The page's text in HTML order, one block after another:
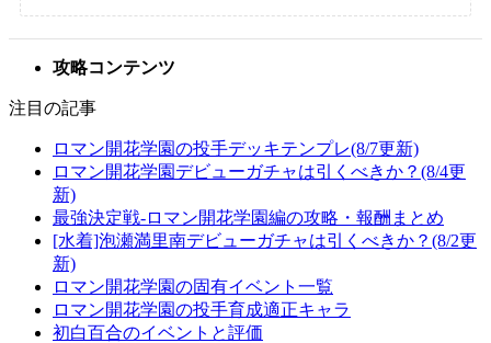
攻略コンテンツ
注目の記事
ロマン開花学園の投手デッキテンプレ(8/7更新)
ロマン開花学園デビューガチャは引くべきか？(8/4更
新)
最強決定戦-ロマン開花学園編の攻略・報酬まとめ
[水着]泡瀬満里南デビューガチャは引くべきか？(8/2更
新)
ロマン開花学園の固有イベント一覧
ロマン開花学園の投手育成適正キャラ
初白百合のイベントと評価